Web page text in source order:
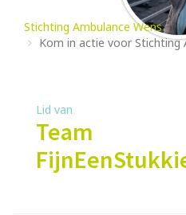
Stichting Ambulance Wens
Kom in actie voor Stichting
Lid van
Team